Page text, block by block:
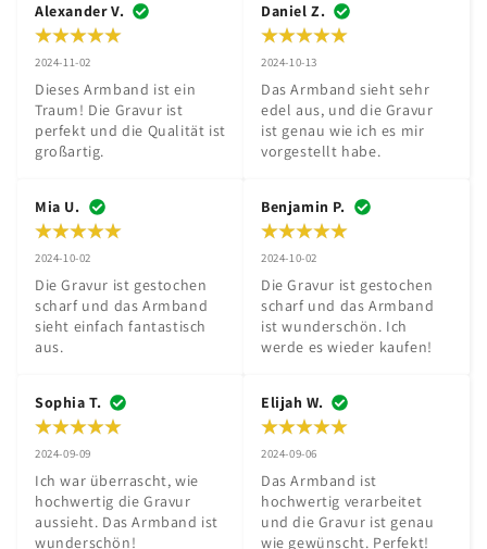
Alexander V.
2024-11-02
Dieses Armband ist ein
Traum! Die Gravur ist
perfekt und die Qualität ist
großartig.
Mia U.
2024-10-02
Die Gravur ist gestochen
scharf und das Armband
sieht einfach fantastisch
aus.
Sophia T.
2024-09-09
Ich war überrascht, wie
hochwertig die Gravur
aussieht. Das Armband ist
wunderschön!
Daniel Z.
2024-10-13
Das Armband sieht sehr
edel aus, und die Gravur
ist genau wie ich es mir
vorgestellt habe.
Benjamin P.
2024-10-02
Die Gravur ist gestochen
scharf und das Armband
ist wunderschön. Ich
werde es wieder kaufen!
Elijah W.
2024-09-06
Das Armband ist
hochwertig verarbeitet
und die Gravur ist genau
wie gewünscht. Perfekt!